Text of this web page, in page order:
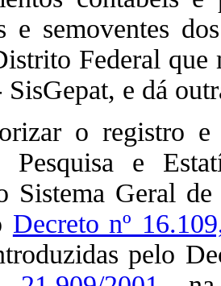
e semoventes
Federal que
e dá
o registro
Pesquisa e
Sistema Geral
Decreto nº
pelo